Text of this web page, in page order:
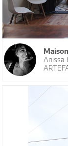
Anissa